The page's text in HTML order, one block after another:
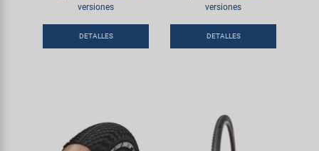
versiones
DETALLES
versiones
DETALLES